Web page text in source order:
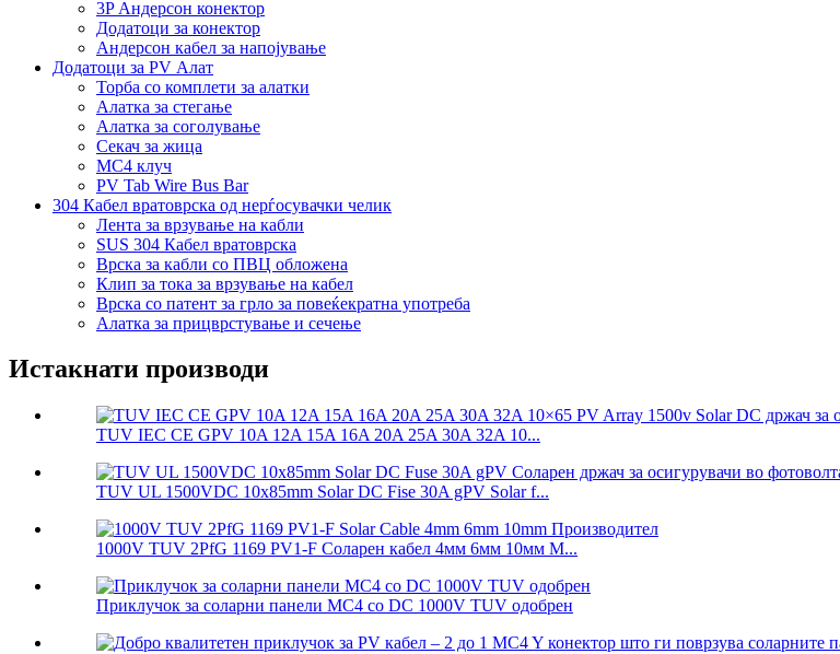
3P Андерсон конектор
Додатоци за конектор
Андерсон кабел за напојување
Додатоци за PV Алат
Торба со комплети за алатки
Алатка за стегање
Алатка за соголување
Секач за жица
MC4 клуч
PV Tab Wire Bus Bar
304 Кабел вратоврска од нерѓосувачки челик
Лента за врзување на кабли
SUS 304 Кабел вратоврска
Врска за кабли со ПВЦ обложена
Клип за тока за врзување на кабел
Врска со патент за грло за повеќекратна употреба
Алатка за прицврстување и сечење
Истакнати производи
TUV IEC CE GPV 10A 12A 15A 16A 20A 25A 30A 32A 10...
TUV UL 1500VDC 10x85mm Solar DC Fise 30A gPV Solar f...
1000V TUV 2PfG 1169 PV1-F Соларен кабел 4мм 6мм 10мм М...
Приклучок за соларни панели MC4 со DC 1000V TUV одобрен